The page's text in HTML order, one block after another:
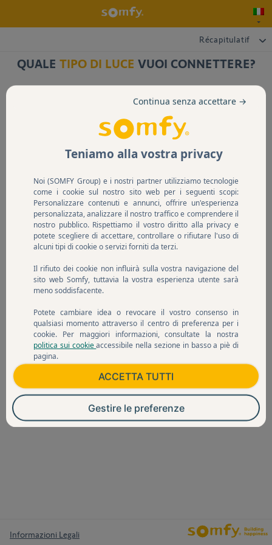
Récapitulatif
QUALE TIPO DI LUCE VUOI CONNETTERE?
Nel dubbio, contattaci.
Informazioni Legali
Teniamo alla vostra privacy
Noi (SOMFY Group) e i nostri partner utilizziamo tecnologie
come i cookie sul nostro sito web per i seguenti scopi:
Personalizzare contenuti e annunci, offrire un'esperienza
personalizzata, analizzare il nostro traffico e comprendere il
nostro pubblico. Rispettiamo il vostro diritto alla privacy e
potete scegliere di accettare, controllare o rifiutare l'uso di
alcuni tipi di cookie o servizi forniti da terzi.
Il rifiuto dei cookie non influirà sulla vostra navigazione del
sito web Somfy, tuttavia la vostra esperienza utente sarà
meno soddisfacente.
Potete cambiare idea o revocare il vostro consenso in
qualsiasi momento attraverso il centro di preferenza per i
cookie. Per maggiori informazioni, consultate la nostra
politica sui cookieaccessibile nella sezione in basso a piè di
pagina.
Continua senza accettare →
ACCETTA TUTTI
Gestire le preferenze